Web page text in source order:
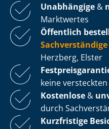
Unabhängige &
Marktwertes
Öffentlich
Sachverständige
Herzberg, Elster
keine
Kostenlose &
durch
Kurzfristige